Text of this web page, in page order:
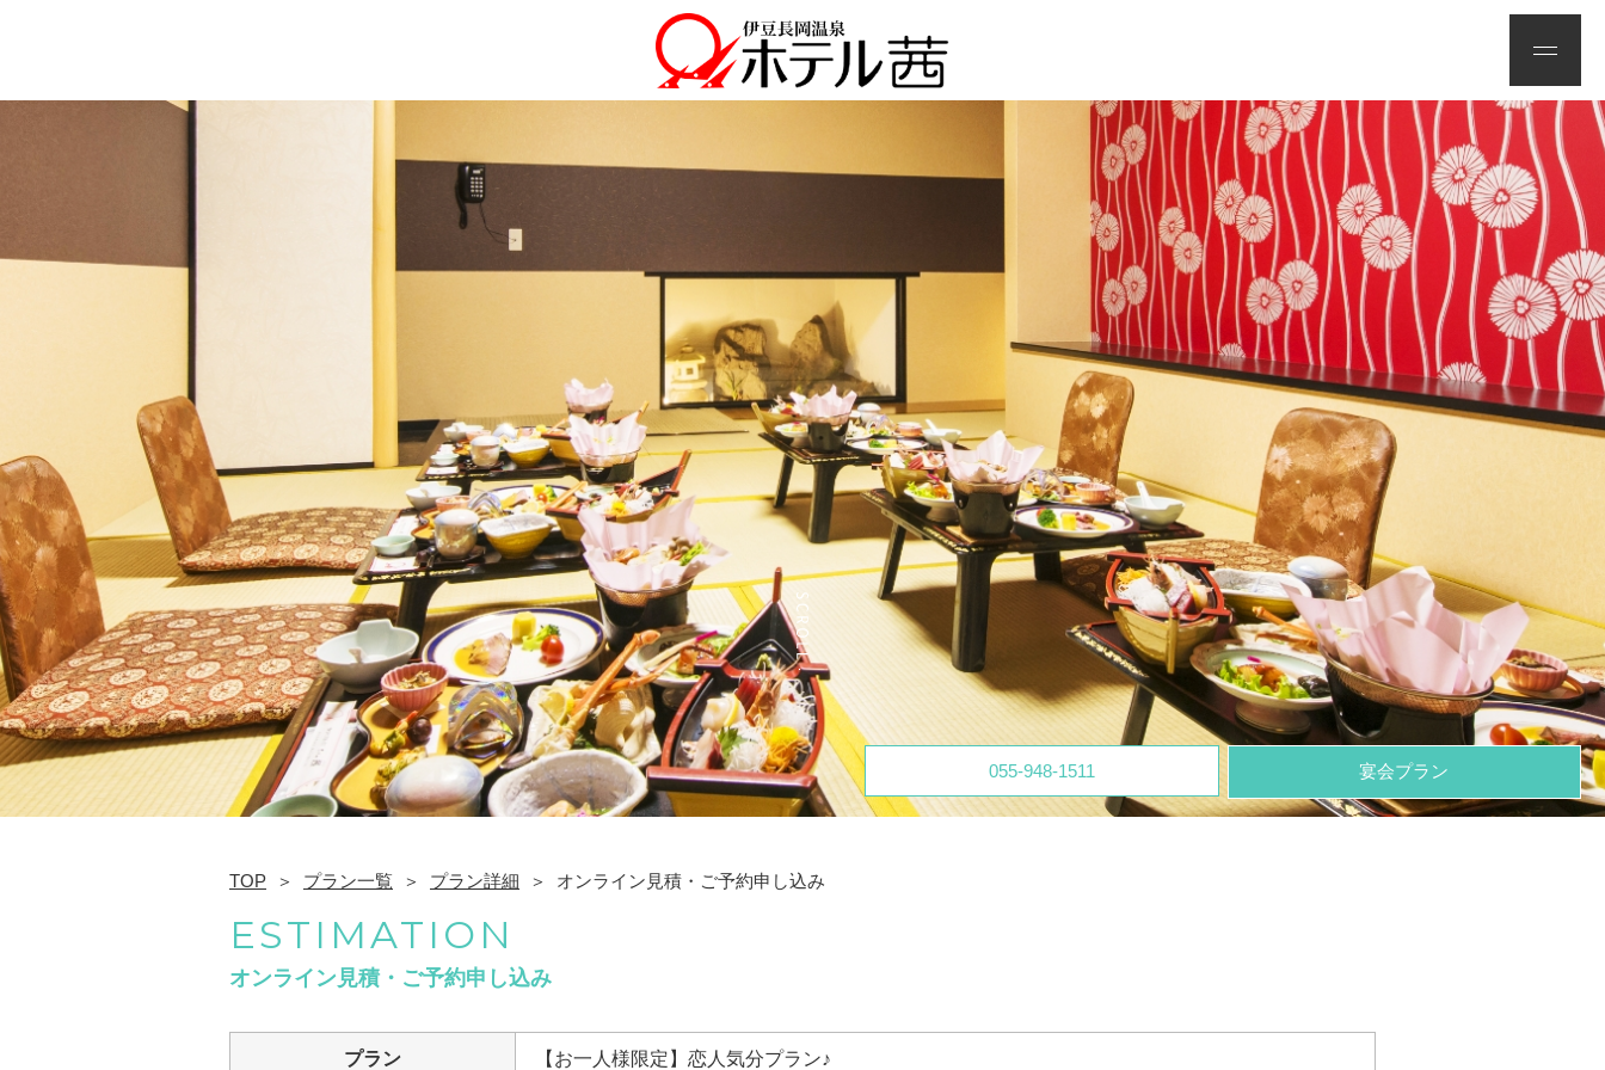
055-948-1511 宴会プラン
TOP プラン一覧 プラン詳細 オンライン見積・ご予約申し込み
ESTIMATION
オンライン見積・ご予約申し込み
プラン 【お一人様限定】恋人気分プラン♪